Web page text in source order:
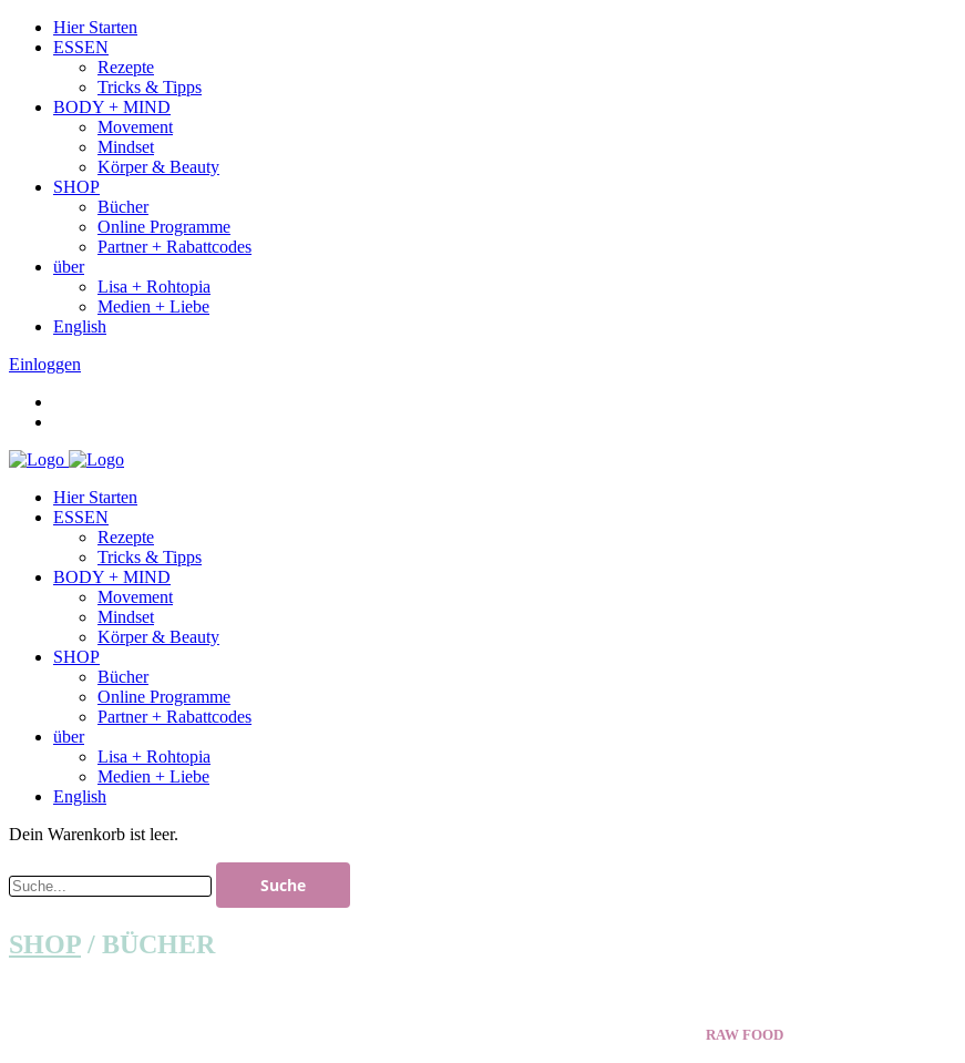
Hier Starten
ESSEN
Rezepte
Tricks & Tipps
BODY + MIND
Movement
Mindset
Körper & Beauty
SHOP
Bücher
Online Programme
Partner + Rabattcodes
über
Lisa + Rohtopia
Medien + Liebe
English
Einloggen
Hier Starten
ESSEN
Rezepte
Tricks & Tipps
BODY + MIND
Movement
Mindset
Körper & Beauty
SHOP
Bücher
Online Programme
Partner + Rabattcodes
über
Lisa + Rohtopia
Medien + Liebe
English
Dein Warenkorb ist leer.
SHOP / BÜCHER
RAW FOOD